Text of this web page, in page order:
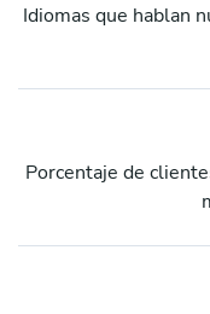
Idiomas que hablan
Porcentaje de